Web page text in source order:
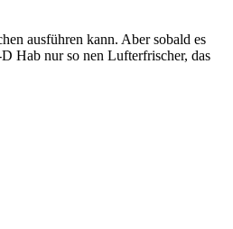
ausführen kann. Aber sobald es
Hab nur so nen Lufterfrischer, das